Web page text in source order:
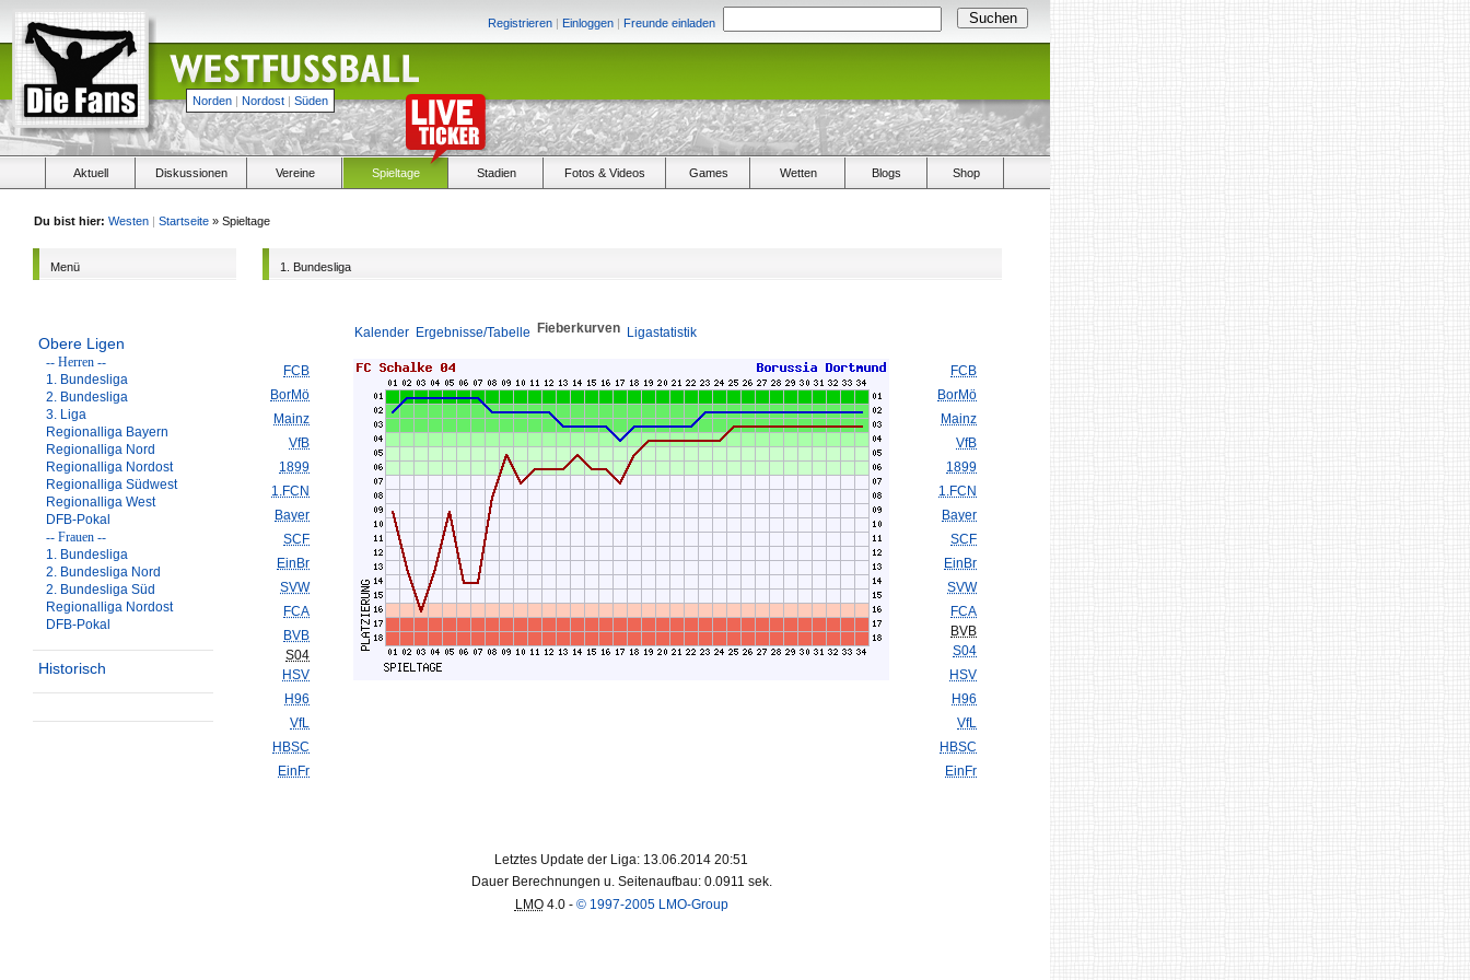
Registrieren | Einloggen | Freunde einladen
Norden | Nordost | Süden
Aktuell Diskussionen Vereine Spieltage Stadien Fotos & Videos Games Wetten Blogs Shop
Du bist hier: Westen | Startseite » Spieltage
Menü
Obere Ligen
-- Herren --
1. Bundesliga
2. Bundesliga
3. Liga
Regionalliga Bayern
Regionalliga Nord
Regionalliga Nordost
Regionalliga Südwest
Regionalliga West
DFB-Pokal
-- Frauen --
1. Bundesliga
2. Bundesliga Nord
2. Bundesliga Süd
Regionalliga Nordost
DFB-Pokal
Historisch
1. Bundesliga
Kalender Ergebnisse/Tabelle Fieberkurven Ligastatistik
FCB
BorMö
Mainz
VfB
1899
1.FCN
Bayer
SCF
EinBr
SVW
FCA
BVB
S04
HSV
H96
VfL
HBSC
EinFr
FCB
BorMö
Mainz
VfB
1899
1.FCN
Bayer
SCF
EinBr
SVW
FCA
BVB
S04
HSV
H96
VfL
HBSC
EinFr
Letztes Update der Liga: 13.06.2014 20:51
Dauer Berechnungen u. Seitenaufbau: 0.0911 sek.
LMO4.0 - © 1997-2005 LMO-Group